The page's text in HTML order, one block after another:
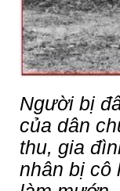
Người bị
của dân
thu, gia
nhân bị cô